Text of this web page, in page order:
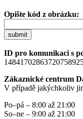
Opište kód z obrázku:
submit
ID pro komunikaci s
Zákaznické centrum
V případě jakýchkoliv
Po–pá – 8:00 až 21:00
So–ne – 9:00 až 21:00